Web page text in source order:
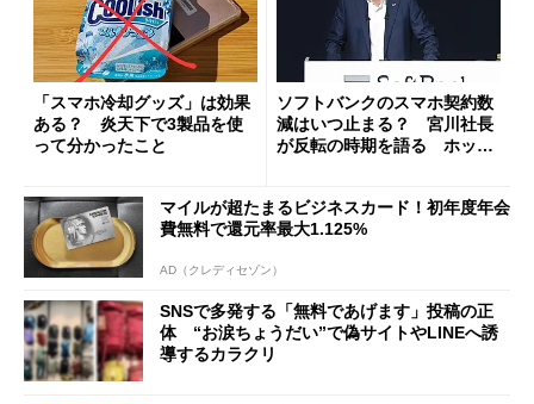
「スマホ冷却グッズ」は効果
ある？ 炎天下で3製品を使
って分かったこと
ソフトバンクのスマホ契約数
減はいつ止まる？ 宮川社長
が反転の時期を語る ホッピ
マイルが超たまるビジネスカード！初年度年会
費無料で還元率最大1.125%
AD（クレディセゾン）
SNSで多発する「無料であげます」投稿の正
体 “お涙ちょうだい”で偽サイトやLINEへ誘
導するカラクリ